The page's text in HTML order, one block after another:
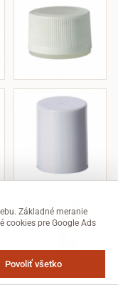
Základné meranie
cookies pre Google Ads
Povoliť všetko